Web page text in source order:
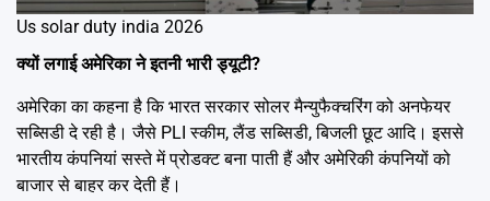
Us solar duty india 2026
क्यों लगाई अमेरिका ने इतनी भारी ड्यूटी?
अमेरिका का कहना है कि भारत सरकार सोलर मैन्युफैक्चरिंग को अनफेयर
सब्सिडी दे रही है। जैसे PLI स्कीम, लैंड सब्सिडी, बिजली छूट आदि। इससे
भारतीय कंपनियां सस्ते में प्रोडक्ट बना पाती हैं और अमेरिकी कंपनियों को
बाजार से बाहर कर देती हैं।